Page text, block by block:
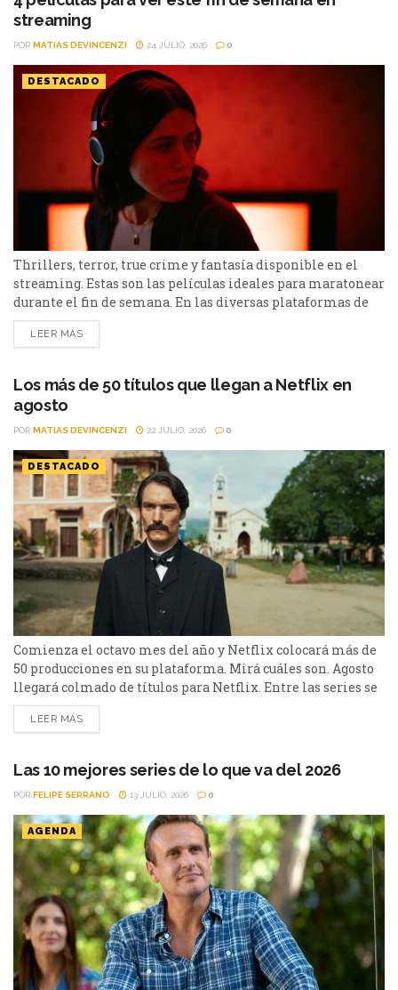
streaming
POR MATIAS DEVINCENZI 24 JULIO, 2026 0
DESTACADO
Thrillers, terror, true crime y fantasía disponible en el
streaming. Estas son las películas ideales para maratonear
durante el fin de semana. En las diversas plataformas de
streaming aparecen propuestas para todos los gustos: desde
un thriller español cargado de tensión y conspiraciones,
película de terror psicológico y el esperado regreso de...
LEER MÁS
Los más de 50 títulos que llegan a Netflix en
agosto
POR MATIAS DEVINCENZI 22 JULIO, 2026 0
DESTACADO
Comienza el octavo mes del año y Netflix colocará más de
50 producciones en su plataforma. Mirá cuáles son. Agosto
llegará colmado de títulos para Netflix. Entre las series se
destacan: Moria y la segunda parte de Cien Años de
Soledad, además de Toda la verdad de mis mentiras. Como
de...
LEER MÁS
Las 10 mejores series de lo que va del 2026
POR FELIPE SERRANO 13 JULIO, 2026 0
AGENDA